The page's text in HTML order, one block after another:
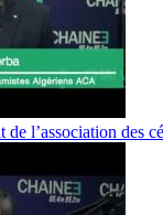
l’association des